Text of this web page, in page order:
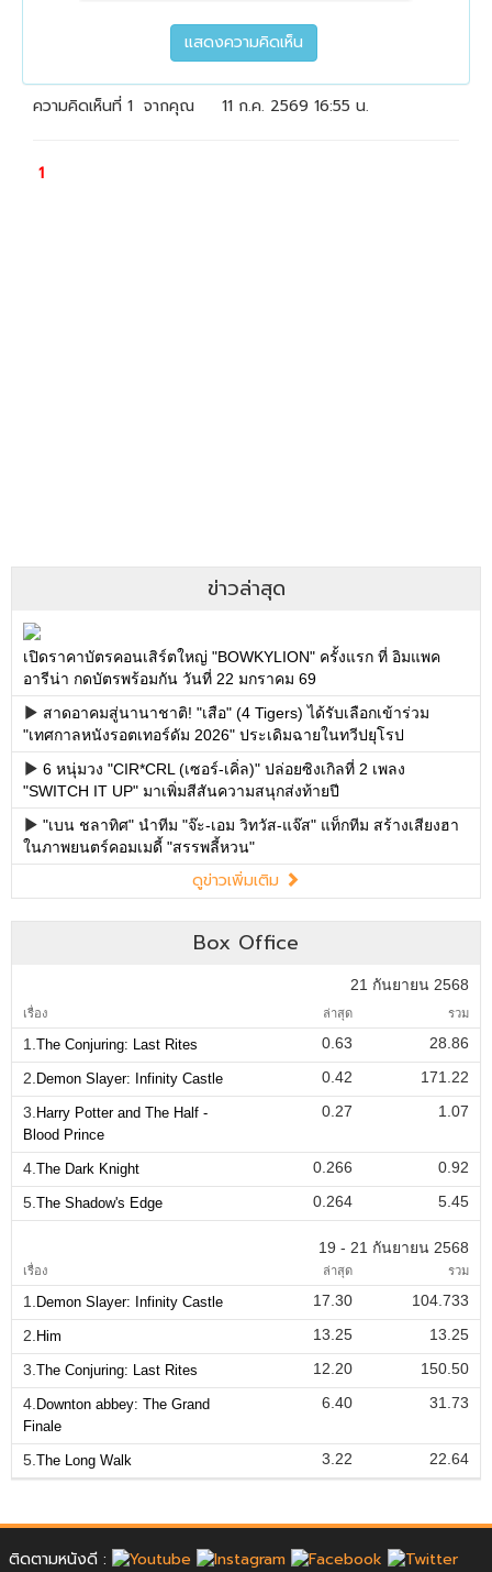
ข่าวล่าสุด
เปิดราคาบัตรคอนเสิร์ตใหญ่ "BOWKYLION" ครั้งแรก ที่ อิมแพค
อารีน่า กดบัตรพร้อมกัน วันที่ 22 มกราคม 69
สาดอาคมสู่นานาชาติ! "เสือ" (4 Tigers) ได้รับเลือกเข้าร่วม
"เทศกาลหนังรอตเทอร์ดัม 2026" ประเดิมฉายในทวีปยุโรป
6 หนุ่มวง "CIR*CRL (เซอร์-เคิ่ล)" ปล่อยซิงเกิลที่ 2 เพลง
"SWITCH IT UP" มาเพิ่มสีสันความสนุกส่งท้ายปี
"เบน ชลาทิศ" นำทีม "จ๊ะ-เอม วิทวัส-แจ๊ส" แท็กทีม สร้างเสียงฮา
ในภาพยนตร์คอมเมดี้ "สรรพลี้หวน"
ดูข่าวเพิ่มเติม
Box Office
21 กันยายน 2568
เรื่อง ล่าสุด รวม
1. The Conjuring: Last Rites 0.63
28.86
2. Demon Slayer: Infinity Castle 0.42
171.22
3. Harry Potter and The Half -
Blood Prince
0.27 1.07
4. The Dark Knight 0.266
0.92
5. The Shadow's Edge 0.264 5.45
19 - 21 กันยายน 2568
เรื่อง ล่าสุด รวม
1. Demon Slayer: Infinity Castle 17.30
104.733
2. Him 13.25
13.25
3. The Conjuring: Last Rites 12.20
150.50
4. Downton abbey: The Grand
Finale
6.40 31.73
5. The Long Walk 3.22 22.64
ติดตามหนังดี :